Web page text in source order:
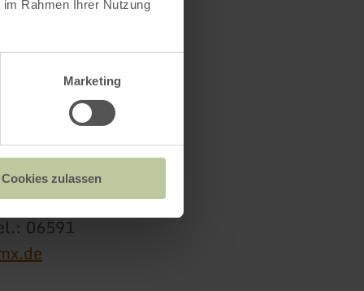
Rahmen Ihrer Nutzung
Marketing
Cookies zulassen
06591